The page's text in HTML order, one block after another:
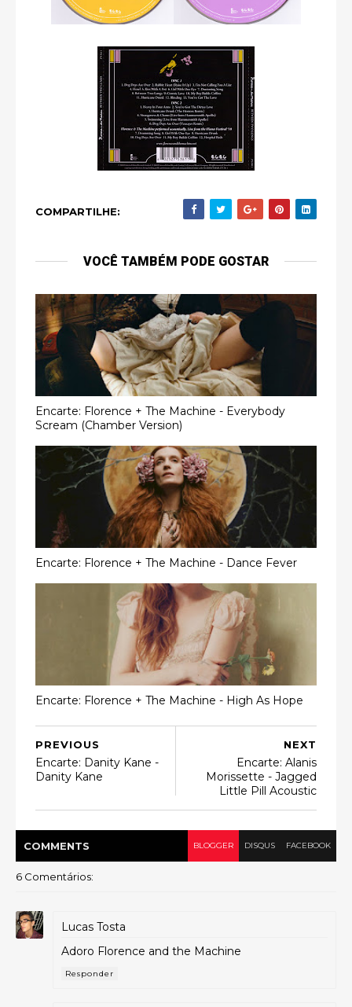
COMPARTILHE:
VOCÊ TAMBÉM PODE GOSTAR
Encarte: Florence + The Machine - Everybody
Scream (Chamber Version)
Encarte: Florence + The Machine - Dance Fever
Encarte: Florence + The Machine - High As Hope
NEXT
Encarte: Alanis
Morissette - Jagged
Little Pill Acoustic
PREVIOUS
Encarte: Danity Kane -
Danity Kane
COMMENTS BLOGGER DISQUS FACEBOOK
6 Comentários:
Lucas Tosta
Adoro Florence and the Machine
Responder